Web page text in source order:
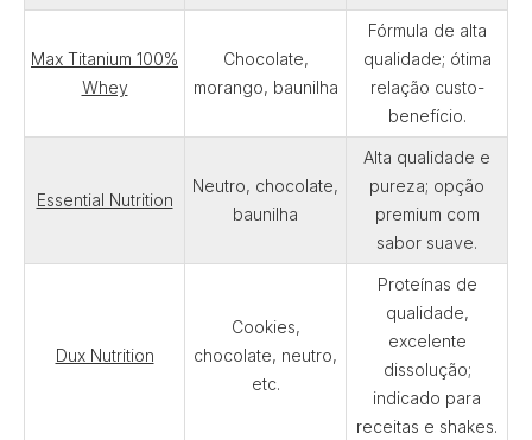
Max Titanium 100%
Whey
Chocolate,
morango, baunilha
Fórmula de alta
qualidade; ótima
relação custo-
benefício.
Essential Nutrition
Neutro, chocolate,
baunilha
Alta qualidade e
pureza; opção
premium com
sabor suave.
Dux Nutrition
Cookies,
chocolate, neutro,
etc.
Proteínas de
qualidade,
excelente
dissolução;
indicado para
receitas e shakes.